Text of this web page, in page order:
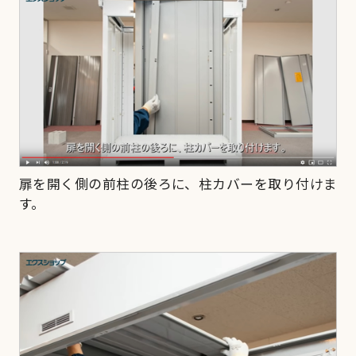
扉を開く側の前柱の後ろに、柱カバーを取り付けま
す。